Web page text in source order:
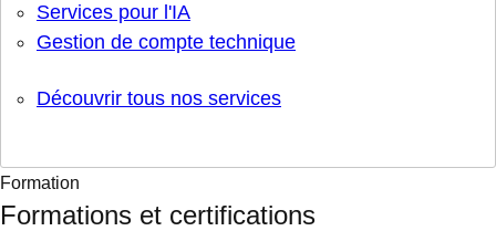
Services pour l'IA
Gestion de compte technique
Découvrir tous nos services
Formation
Formations et certifications